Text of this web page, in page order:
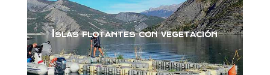
Islas flotantes con vegetación